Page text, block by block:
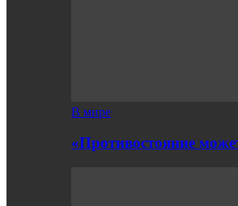
В мире
«Противостояние